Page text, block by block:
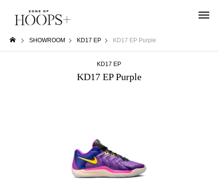
SHOWROOM KD17 EP KD17 EP Purple
KD17 EP
KD17 EP Purple